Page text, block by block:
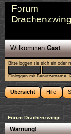
Forum
WillkommenGast
Bitte loggen sie sich ein oder
Einloggen mit Benutzername,
Übersicht Hilfe
Forum Drachenzwinge
Warnung!